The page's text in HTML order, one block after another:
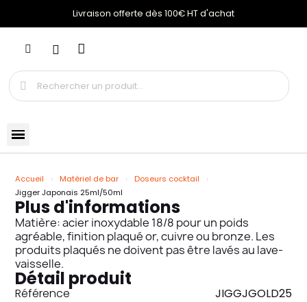
Livraison offerte dès 100€ HT d'achat
Accueil Matériel de bar
Doseurs cocktail
Jigger Japonais 25ml/50ml
Plus d'informations
Matière: acier inoxydable 18/8 pour un poids
agréable, finition plaqué or, cuivre ou bronze. Les
produits plaqués ne doivent pas être lavés au lave-
vaisselle.
Détail produit
Référence
JIGGJGOLD25